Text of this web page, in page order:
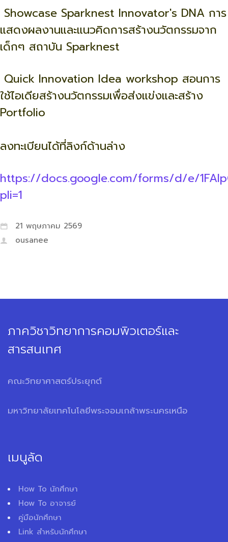
Showcase Sparknest Innovator's DNA การ
แสดงผลงานและแนวคิดการสร้างนวัตกรรมจาก
เด็กๆ สถาบัน Sparknest
Quick Innovation Idea workshop สอนการ
ใช้ไอเดียสร้างนวัตกรรมเพื่อส่งแข่งและสร้าง
Portfolio
ลงทะเบียนได้ที่ลิงก์ด้านล่าง
https://docs.google.com/forms/d/e/
pli=1
21 พฤษภาคม 2569
ousanee
ภาควิชาวิทยาการคอมพิวเตอร์และ
สารสนเทศ
คณะวิทยาศาสตร์ประยุกต์
มหาวิทยาลัยเทคโนโลยีพระจอมเกล้าพระนครเหนือ
เมนูลัด
How To นักศึกษา
How To อาจารย์
คู่มือนักศึกษา
Link สำหรับนักศึกษา